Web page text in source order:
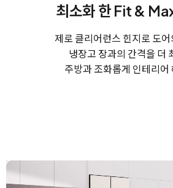
최소화 한 Fit &
제로 클리어런스 힌지로 도어
냉장고 장과의 간격을 더
주방과 조화롭게 인테리어